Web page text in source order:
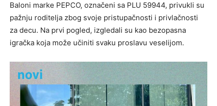
Baloni marke PEPCO, označeni sa PLU 59944, privukli su
pažnju roditelja zbog svoje pristupačnosti i privlačnosti
za decu. Na prvi pogled, izgledali su kao bezopasna
igračka koja može učiniti svaku proslavu veselijom.